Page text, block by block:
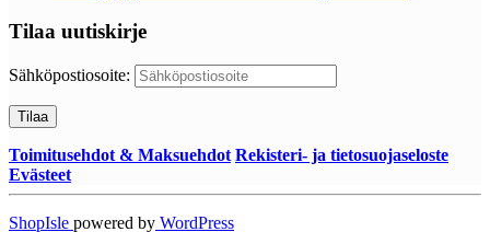
Tilaa uutiskirje
Sähköpostiosoite:
Toimitusehdot & Maksuehdot Rekisteri- ja tietosuojaseloste
Evästeet
ShopIsle powered by WordPress